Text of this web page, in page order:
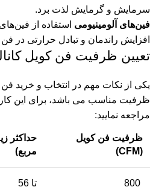
سرمایش و گرمایش لذت برد.
فین‌های آلومینیومی استفاده از
افزایش راندمان و تبادل حرارتی در
تعیین ظرفیت فن کویل
یکی از نکات مهم در انتخاب و خرید
ظرفیت مناسب می باشد، برای این کار
مراجعه نمایید:
ظرفیت فن کویل
(CFM)
حداکثر
مربع)
تا 56